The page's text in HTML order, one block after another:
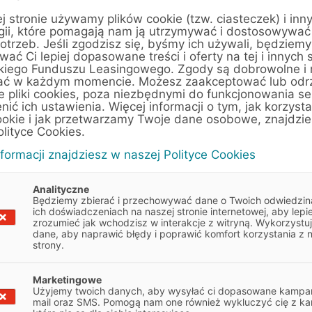
i chcesz otrzymywać
artykułami i raportami specjalnymi,
ZAPISZ SIĘ
jest Europejski Fundusz Leasingowy S.A. z
– EFL. Możesz się z nami skontaktować za
stronie używamy plików cookie (tzw. ciasteczek) i
które pomagają nam ją utrzymywać i
Jeśli zgodzisz się, byśmy ich używali, będziemy
Ci lepiej dopasowane treści i oferty na tej i innych
Funduszu Leasingowego. Zgody są dobrowolne i
w każdym momencie. Możesz zaakceptować lub
pliki cookies, poza niezbędnymi do funkcjonowania
ich ustawienia. Więcej informacji o tym, jak
i jak przetwarzamy Twoje dane osobowe,
Cookies.
znajdziesz w naszej Polityce Cookies
Analityczne
Będziemy zbierać i przechowywać dane o Twoich
ich doświadczeniach na naszej stronie internetowej, aby
zrozumieć jak wchodzisz w interakcje z witryną.
dane, aby naprawić błędy i poprawić komfort korzystania z
strony.
Marketingowe
Użyjemy twoich danych, aby wysyłać ci dopasowane
mail oraz SMS. Pomogą nam one również wykluczyć cię z